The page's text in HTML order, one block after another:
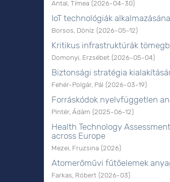
Antal, Tímea (2026-04-30)
IoT technológiák
Borsos, Döníz (2026-05-12)
Kritikus infrastruktúrák
Domonyi, Erzsébet (2026-05-04)
Biztonsági stratégia
Fehér-Polgár, Pál (2026-03-19)
Forráskódok nyelvfüggetlen
Pintér, Ádám (2025-06-12)
Health Technology
across Europe
Mezei, Fruzsina (2026)
Atomerőművi fűtőelemek
Farkas, Róbert (2026-03)